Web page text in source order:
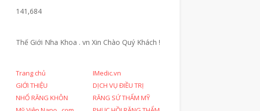
141,684
Thế Giới Nha Khoa . vn Xin Chào Quý Khách !
Trang chủ
IMedic.vn
GIỚI THIỆU
DỊCH VỤ ĐIỀU TRỊ
NHỔ RĂNG KHÔN
RĂNG SỨ THẨM MỸ